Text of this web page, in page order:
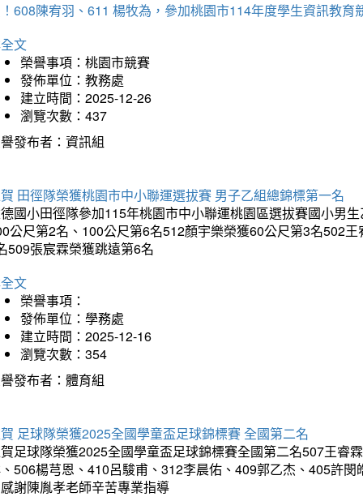
608陳宥羽、611 楊牧為，參加桃園市114年度學生資訊教育
文
榮譽事項：桃園市競賽
發佈單位：教務處
建立時間：2025-12-26
瀏覽次數：437
發布者：資訊組
田徑隊榮獲桃園市中小聯運選拔賽 男子乙組總錦標第一名
國小田徑隊參加115年桃園市中小聯運桃園區選拔賽國小男
公尺第2名、100公尺第6名512顏宇樂榮獲60公尺第3名502
509張宸霖榮獲跳遠第6名
文
榮譽事項：
發佈單位：學務處
建立時間：2025-12-16
瀏覽次數：354
發布者：體育組
足球隊榮獲2025全國學童盃足球錦標賽 全國第二名
足球隊榮獲2025全國學童盃足球錦標賽全國第二名507王睿
506楊芎恩、410呂駿甫、312李晨佑、409郭乙杰、405許
謝陳胤孝老師辛苦專業指導